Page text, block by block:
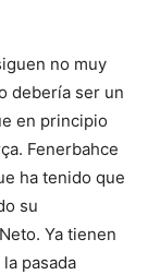
no muy
debería ser un
en principio
Fenerbahce
ha tenido que
su
Ya tienen
pasada